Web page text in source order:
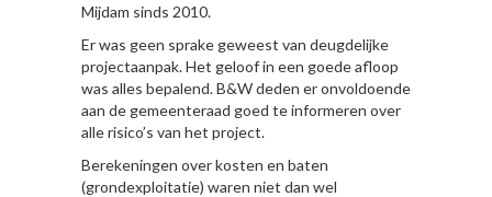
Mijdam sinds 2010.
Er was geen sprake geweest van deugdelijke
projectaanpak. Het geloof in een goede afloop
was alles bepalend. B&W deden er onvoldoende
aan de gemeenteraad goed te informeren over
alle risico’s van het project.
Berekeningen over kosten en baten
(grondexploitatie) waren niet dan wel